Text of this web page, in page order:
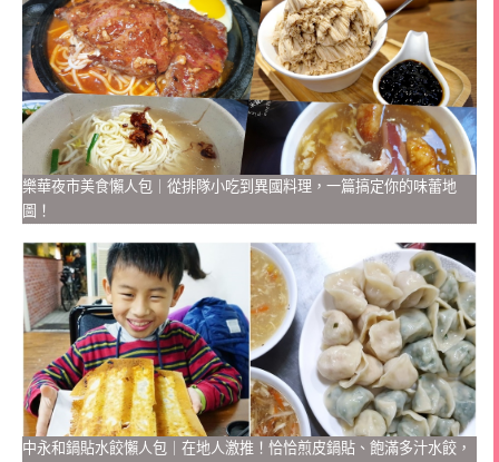
樂華夜市美食懶人包｜從排隊小吃到異國料理，一篇搞定你的味蕾地
圖！
中永和鍋貼水餃懶人包｜在地人激推！恰恰煎皮鍋貼、飽滿多汁水餃，